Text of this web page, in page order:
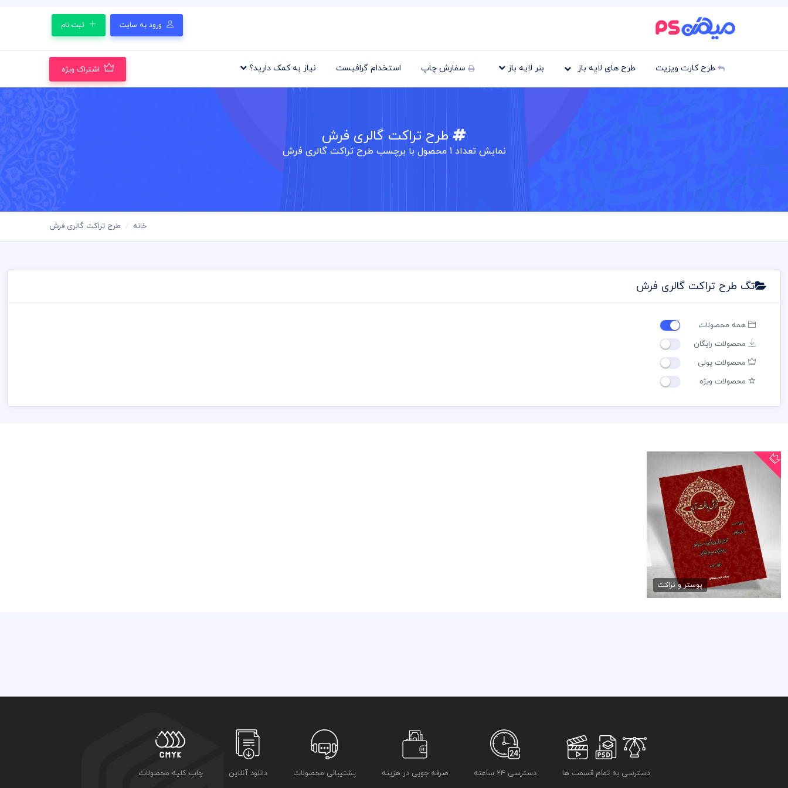
ورود به سایت ثبت نام
طرح کارت ویزیت طرح های لایه باز بنر لایه باز سفارش چاپ استخدام گرافیست نیاز به کمک دارید؟ اشتراک ویژه
طرح تراکت گالری فرش
نمایش تعداد1 محصول با برچسب طرح تراکت گالری فرش
خانه طرح تراکت گالری فرش
تگ طرح تراکت گالری فرش
همه محصولات
محصولات رایگان
محصولات پولی
محصولات ویژه
دانلود تراکت گالری فرش
79,000 تومان
پوستر و تراکت
دسترسی به تمام قسمت ها دسترسی 24 ساعته صرفه جویی در هزینه پشتیبانی محصولات دانلود آنلاین چاپ کلیه محصولات